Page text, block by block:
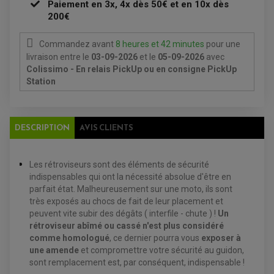
POMPE A ESSENCE
REDRESSEUR / REGULATEUR
STATOR
ENTRETIEN MOTO
ATELIER, PADDOCK, STAND
ANTIPARASITE NGK
BOUGIE NGK
FILTRE A AIR
OUTILLAGE
PRODUIT D'ENTRETIEN
ACCESSOIRE + VISSERIE FREINAGE
DISQUE DE FREIN ARRIERE
MAÎTRE CYLINDRE
Paiement en 3x, 4x dès 50€ et en 10x dès
200€
Commandez avant 8 heures et 42 minutes pour une
livraison entre le 03-09-2026 et le 05-09-2026 avec
Colissimo - En relais PickUp ou en consigne PickUp
Station
DESCRIPTION AVIS CLIENTS
Les rétroviseurs sont des éléments de sécurité
indispensables qui ont la nécessité absolue d'être en
parfait état. Malheureusement sur une moto, ils sont
très exposés au chocs de fait de leur placement et
peuvent vite subir des dégâts ( interfile - chute ) ! Un
rétroviseur abîmé ou cassé n'est plus considéré
comme homologué, ce dernier pourra vous exposer à
une amende et compromettre votre sécurité au guidon,
sont remplacement est, par conséquent, indispensable !